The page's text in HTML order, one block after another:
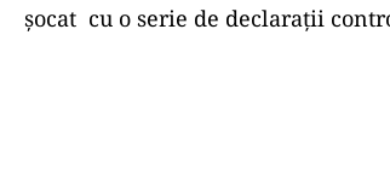
șocat cu o serie de declarații